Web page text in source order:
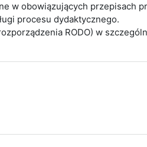
w obowiązujących przepisach
procesu dydaktycznego.
RODO) w